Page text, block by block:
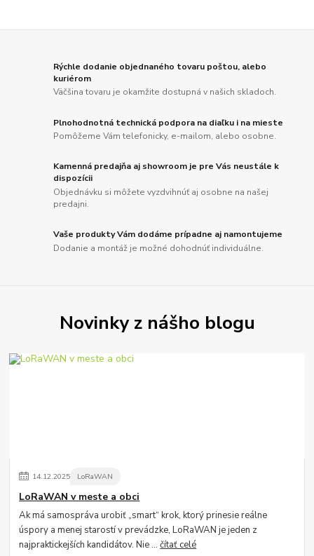
Rýchle dodanie objednaného tovaru poštou, alebo
kuriérom
Väčšina tovaru je okamžite dostupná v našich skladoch.
Plnohodnotná technická podpora na diaľku i na mieste
Pomôžeme Vám telefonicky, e-mailom, alebo osobne.
Kamenná predajňa aj showroom je pre Vás neustále k
dispozícii
Objednávku si môžete vyzdvihnúť aj osobne na našej
predajni.
Vaše produkty Vám dodáme prípadne aj namontujeme
Dodanie a montáž je možné dohodnúť individuálne.
Novinky z nášho blogu
14.12.2025 LoRaWAN
LoRaWAN v meste a obci
Ak má samospráva urobiť „smart“ krok, ktorý prinesie reálne
úspory a menej starostí v prevádzke, LoRaWAN je jeden z
najpraktickejších kandidátov. Nie ...čítať celé